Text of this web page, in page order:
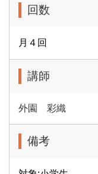
回数
月４回
講師
外園 彩織
備考